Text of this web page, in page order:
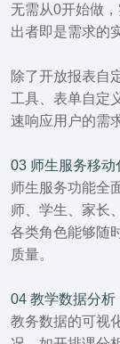
无需从0开始做
出者即是需求的
除了开放报表自
工具、表单自定
速响应用户的需
03 师生服务移
师生服务功能全
师、学生、家长
各类角色能够随
质量。
04 教学数据分析
教务数据的可视